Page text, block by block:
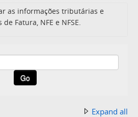
as informações tributárias e
Fatura, NFE e NFSE.
Expand all